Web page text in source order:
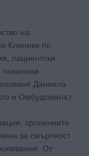
на
Клиники по
пациентски
Даниела
и Омбудсманът
хроничните
за смъртност
От